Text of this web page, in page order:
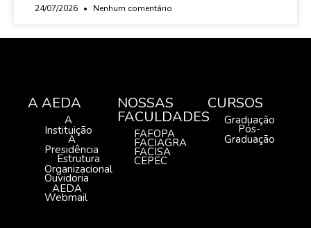
24/07/2026 Nenhum comentário
A AEDA
A
Instituição
A
Presidência
Estrutura
Organizacional
Ouvidoria
AEDA
Webmail
NOSSAS
FACULDADES
FAFOPA
FACIAGRA
FACISA
CEPEC
CURSOS
Graduação
Pós-
Graduação